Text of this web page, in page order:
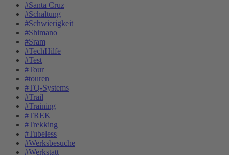
#Santa Cruz
#Schaltung
#Schwierigkeit
#Shimano
#Sram
#TechHilfe
#Test
#Tour
#touren
#TQ-Systems
#Trail
#Training
#TREK
#Trekking
#Tubeless
#Werksbesuche
#Werkstatt